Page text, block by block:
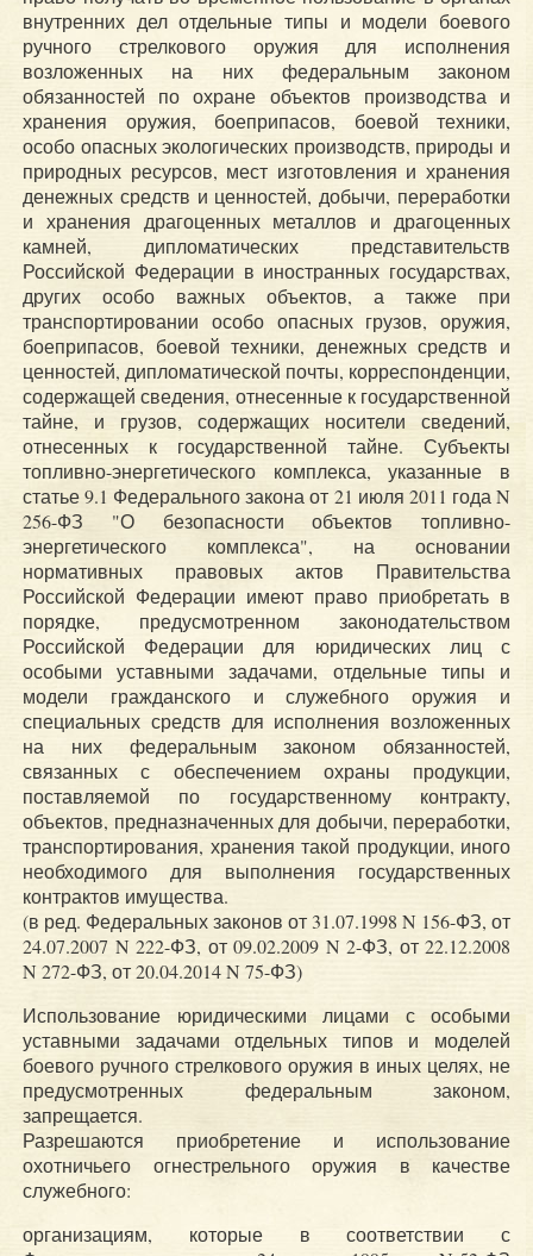
внутренних дел отдельные типы и модели боевого
ручного стрелкового оружия для исполнения
возложенных на них федеральным законом
обязанностей по охране объектов производства и
хранения оружия, боеприпасов, боевой техники,
особо опасных экологических производств, природы и
природных ресурсов, мест изготовления и хранения
денежных средств и ценностей, добычи, переработки
и хранения драгоценных металлов и драгоценных
камней, дипломатических представительств
Российской Федерации в иностранных государствах,
других особо важных объектов, а также при
транспортировании особо опасных грузов, оружия,
боеприпасов, боевой техники, денежных средств и
ценностей, дипломатической почты, корреспонденции,
содержащей сведения, отнесенные к государственной
тайне, и грузов, содержащих носители сведений,
отнесенных к государственной тайне. Субъекты
топливно-энергетического комплекса, указанные в
статье 9.1 Федерального закона от 21 июля 2011 года N
256-ФЗ "О безопасности объектов топливно-
энергетического комплекса", на основании
нормативных правовых актов Правительства
Российской Федерации имеют право приобретать в
порядке, предусмотренном законодательством
Российской Федерации для юридических лиц с
особыми уставными задачами, отдельные типы и
модели гражданского и служебного оружия и
специальных средств для исполнения возложенных
на них федеральным законом обязанностей,
связанных с обеспечением охраны продукции,
поставляемой по государственному контракту,
объектов, предназначенных для добычи, переработки,
транспортирования, хранения такой продукции, иного
необходимого для выполнения государственных
контрактов имущества.
(в ред. Федеральных законов от 31.07.1998 N 156-ФЗ, от
24.07.2007 N 222-ФЗ, от 09.02.2009 N 2-ФЗ, от 22.12.2008
N 272-ФЗ, от 20.04.2014 N 75-ФЗ)
Использование юридическими лицами с особыми
уставными задачами отдельных типов и моделей
боевого ручного стрелкового оружия в иных целях, не
предусмотренных федеральным законом,
запрещается.
Разрешаются приобретение и использование
охотничьего огнестрельного оружия в качестве
служебного:
организациям, которые в соответствии с